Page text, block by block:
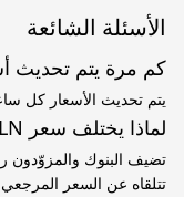
الأسئلة الشائعة
كم مرة يتم تحديث
يتم تحديث الأسعار كل
لماذا يختلف سعر PLN إلى ILS عن سعر البنك؟
تضيف البنوك والمزوّدون
تتلقاه عن السعر